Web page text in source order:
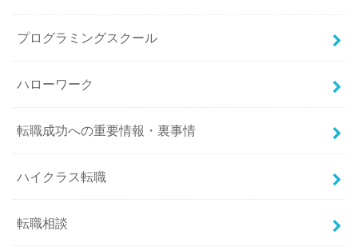
プログラミングスクール
ハローワーク
転職成功への重要情報・裏事情
ハイクラス転職
転職相談